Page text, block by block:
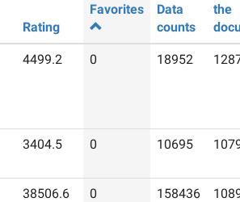
Rating
Favorites
Data
counts
the
4499.2 0 18952
3404.5 0 10695
38506.6 0 158436